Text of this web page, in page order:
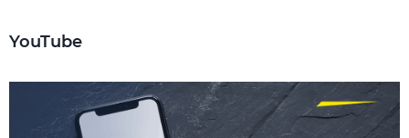
YouTube